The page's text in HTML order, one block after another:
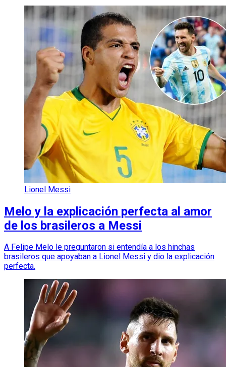
Lionel Messi
Melo y la explicación perfecta al amor
de los brasileros a Messi
A Felipe Melo le preguntaron si entendía a los hinchas
brasileros que apoyaban a Lionel Messi y dio la explicación
perfecta.